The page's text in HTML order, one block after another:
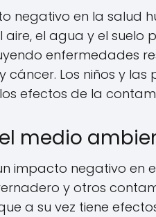
negativo en la salud
el agua y el suelo
enfermedades
Los niños y las
efectos de la
medio
impacto negativo en
y otros
a su vez tiene